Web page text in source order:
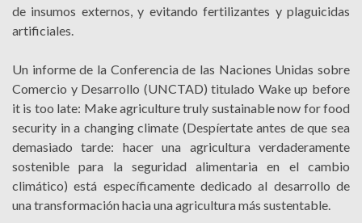
de insumos externos, y evitando fertilizantes y plaguicidas
artificiales.
Un informe de la Conferencia de las Naciones Unidas sobre
Comercio y Desarrollo (UNCTAD) titulado Wake up before
it is too late: Make agriculture truly sustainable now for food
security in a changing climate (Despíertate antes de que sea
demasiado tarde: hacer una agricultura verdaderamente
sostenible para la seguridad alimentaria en el cambio
climático) está específicamente dedicado al desarrollo de
una transformación hacia una agricultura más sustentable.